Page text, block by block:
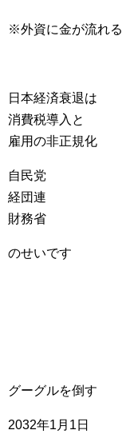
※外資に金が流れる
日本経済衰退は
消費税導入と
雇用の非正規化
自民党
経団連
財務省
のせいです
グーグルを倒す
2032年1月1日